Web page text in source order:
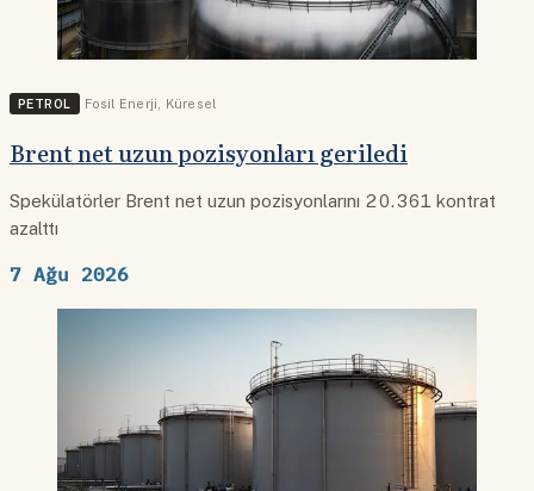
PETROL Fosil Enerji Küresel
Brent net uzun pozisyonları geriledi
Spekülatörler Brent net uzun pozisyonlarını 20.361 kontrat
azalttı
7 Ağu 2026